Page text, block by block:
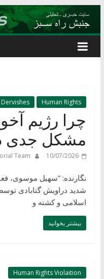
Skip
content
Dervishes Human Rights
چرا رژیم
مشکل جدی
10/07/2026
Team
نگارنده: ”سهیل موسوی،
شدید دراویش گنابادی
اسلامی و کشته و
بیشتر بخوانید
Human Rights Violaition